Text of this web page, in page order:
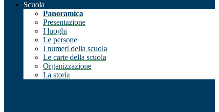
Scuola
Panoramica
Presentazione
I luoghi
Le persone
I numeri della scuola
Le carte della scuola
Organizzazione
La storia